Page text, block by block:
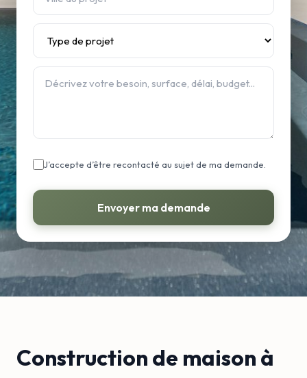
J’accepte d’être recontacté au sujet de ma demande.
Envoyer ma demande
Construction de maison à